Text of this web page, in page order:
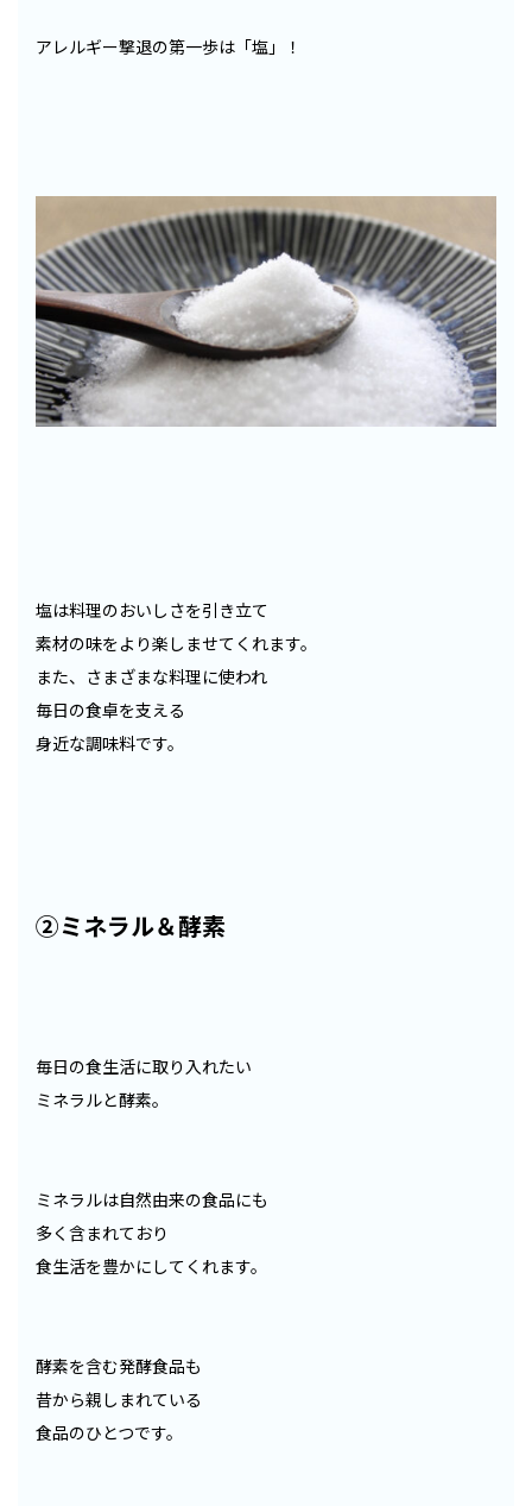
アレルギー撃退の第一歩は「塩」！
塩は料理のおいしさを引き立て
素材の味をより楽しませてくれます。
また、さまざまな料理に使われ
毎日の食卓を支える
身近な調味料です。
②ミネラル＆酵素
毎日の食生活に取り入れたい
ミネラルと酵素。
ミネラルは自然由来の食品にも
多く含まれており
食生活を豊かにしてくれます。
酵素を含む発酵食品も
昔から親しまれている
食品のひとつです。